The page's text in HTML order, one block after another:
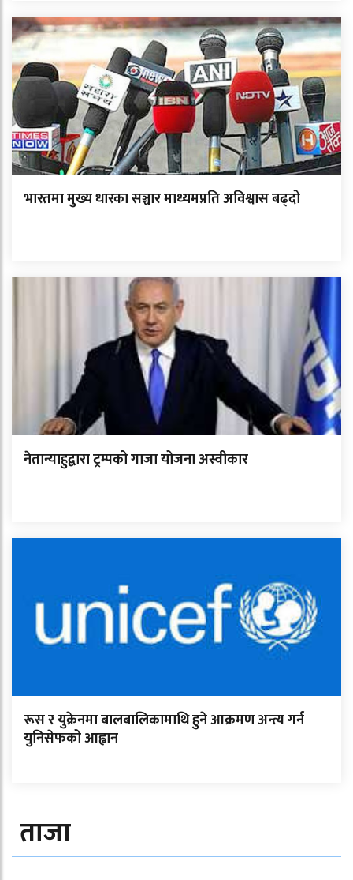
भारतमा मुख्य धारका सञ्चार माध्यमप्रति अविश्वास बढ्दो
नेतान्याहुद्वारा ट्रम्पको गाजा योजना अस्वीकार
रूस र युक्रेनमा बालबालिकामाथि हुने आक्रमण अन्त्य गर्न
युनिसेफको आह्वान
ताजा